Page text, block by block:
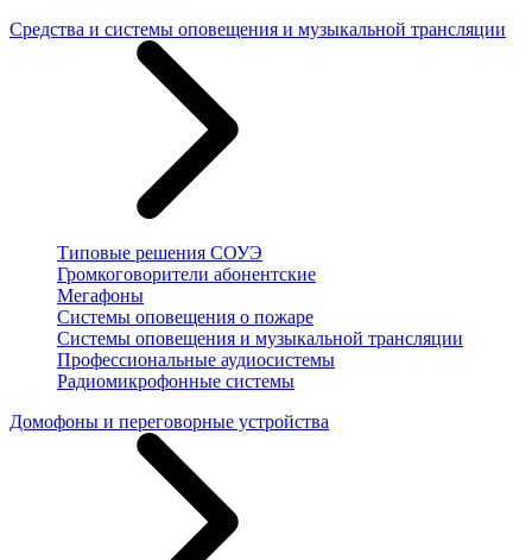
Средства и системы оповещения и музыкальной трансляции
Типовые решения СОУЭ
Громкоговорители абонентские
Мегафоны
Системы оповещения о пожаре
Системы оповещения и музыкальной трансляции
Профессиональные аудиосистемы
Радиомикрофонные системы
Домофоны и переговорные устройства